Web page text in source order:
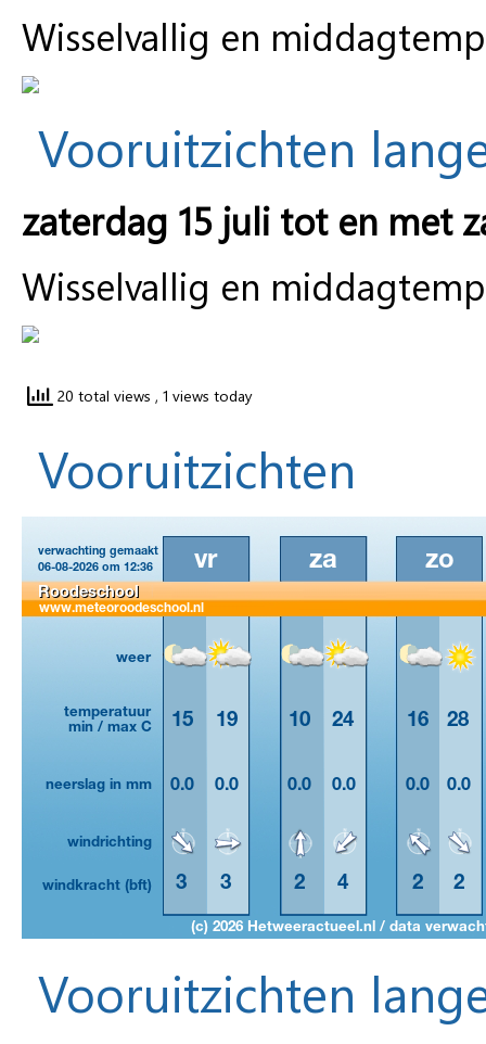
Wisselvallig en
Vooruitzichten
zaterdag 15 juli tot en met
Wisselvallig en
20 total views , 1 views today
Vooruitzichten
Vooruitzichten